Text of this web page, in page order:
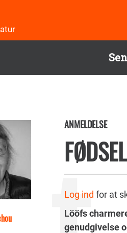
ANMELDELSE
Log ind for at
Lööfs
genudgivelse